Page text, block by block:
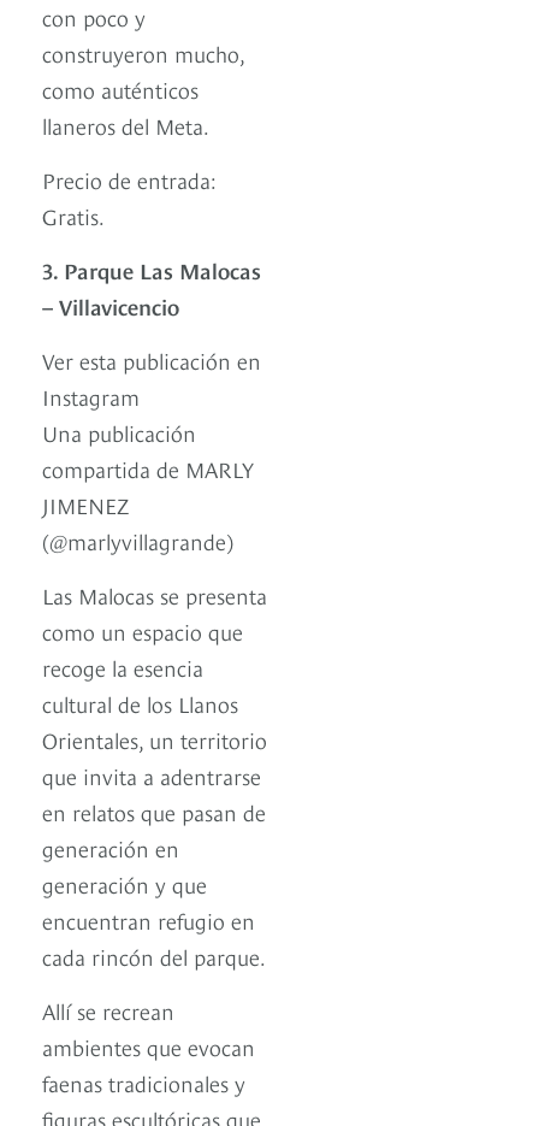
con poco y
construyeron mucho,
como auténticos
llaneros del Meta.
Precio de entrada:
Gratis.
3. Parque Las Malocas
– Villavicencio
Ver esta publicación en
Instagram
Una publicación
compartida de MARLY
JIMENEZ
(@marlyvillagrande)
Las Malocas se presenta
como un espacio que
recoge la esencia
cultural de los Llanos
Orientales, un territorio
que invita a adentrarse
en relatos que pasan de
generación en
generación y que
encuentran refugio en
cada rincón del parque.
Allí se recrean
ambientes que evocan
faenas tradicionales y
figuras escultóricas que